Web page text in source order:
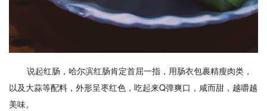
说起红肠，哈尔滨红肠肯定首屈一指，用肠衣包裹精瘦肉类，
以及大蒜等配料，外形呈枣红色，吃起来Q弹爽口，咸而甜，越嚼越
美味。